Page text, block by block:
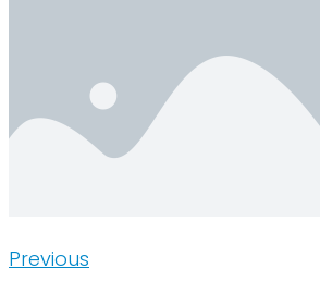
Inläggsnavigering
Previous
Previous